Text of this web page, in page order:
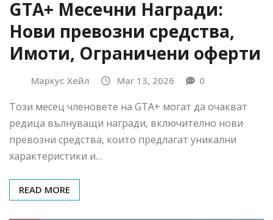
GTA+ Месечни Награди:
Нови превозни средства,
Имоти, Ограничени оферти
Маркус Хейл Mar 13, 2026 0
Този месец членовете на GTA+ могат да очакват
редица вълнуващи награди, включително нови
превозни средства, които предлагат уникални
характеристики и…
READ MORE